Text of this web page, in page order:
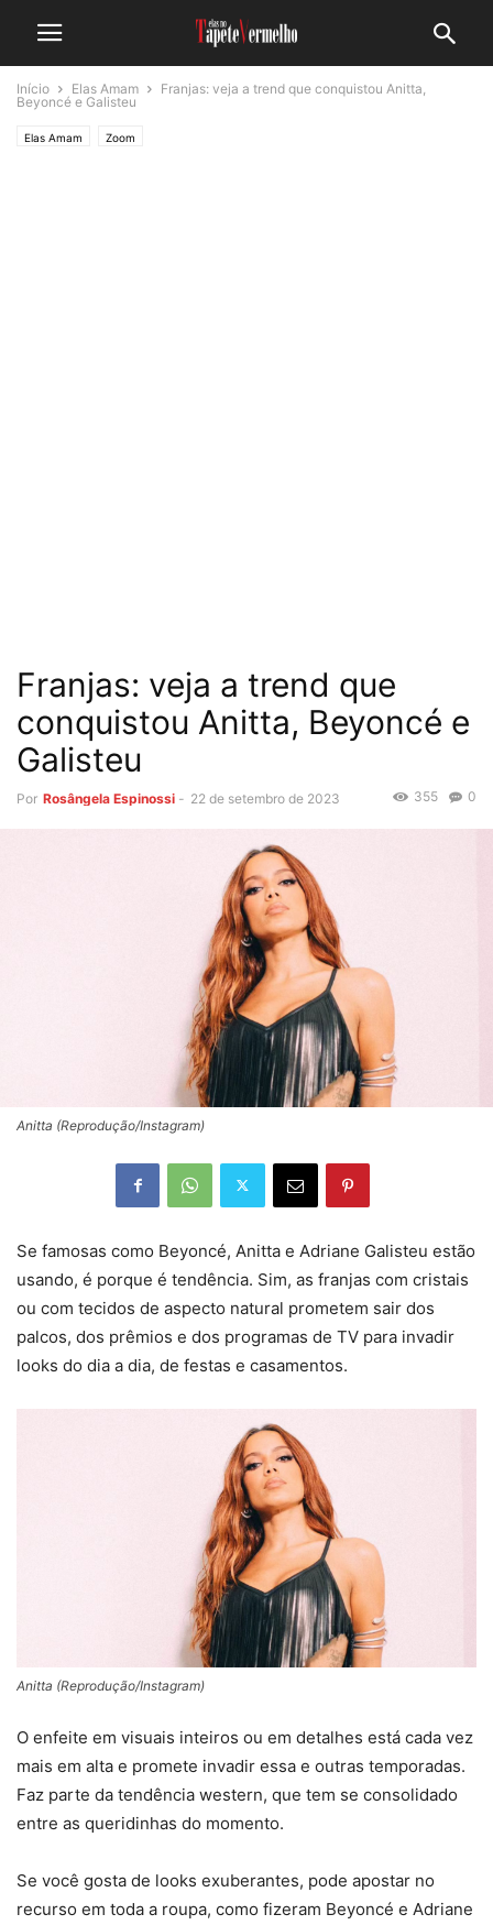
Início Elas Amam
Franjas: veja a trend que conquistou Anitta,
Beyoncé e Galisteu
Elas Amam Zoom
Franjas: veja a trend que
conquistou Anitta, Beyoncé e
Galisteu
Por Rosângela Espinossi - 22 de setembro de 2023 0
355
Anitta (Reprodução/Instagram)
Se famosas como Beyoncé, Anitta e Adriane Galisteu estão
usando, é porque é tendência. Sim, as franjas com cristais
ou com tecidos de aspecto natural prometem sair dos
palcos, dos prêmios e dos programas de TV para invadir
looks do dia a dia, de festas e casamentos.
Anitta (Reprodução/Instagram)
O enfeite em visuais inteiros ou em detalhes está cada vez
mais em alta e promete invadir essa e outras temporadas.
Faz parte da tendência western, que tem se consolidado
entre as queridinhas do momento.
Se você gosta de looks exuberantes, pode apostar no
recurso em toda a roupa, como fizeram Beyoncé e Adriane